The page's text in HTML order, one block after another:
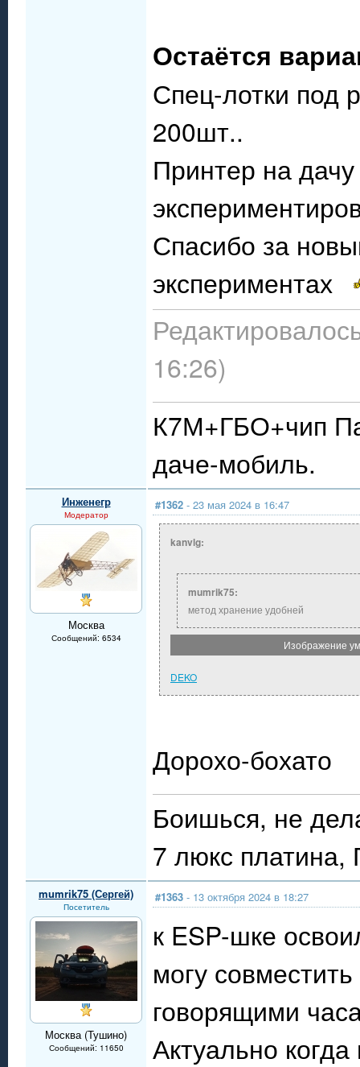
Остаётся
Спец-лотки под
200шт..
Принтер на
Спасибо за
экспериментах
16:26)
К7М+ГБО+чип
даче-мобиль.
Инженегр
Модератор
Москва
Сообщений: 6534
#1362 - 23 мая 2024 в 16:47
kanvlg:
mumrik75:
метод хранение удобней
Изображение
DEKO
Дорохо-бохато
Боишься, не
7 люкс
mumrik75 (Сергей)
Посетитель
Москва (Тушино)
Сообщений: 11650
#1363 - 13 октября 2024 в 18:27
к ESP-шке
могу
говорящими
Актуально